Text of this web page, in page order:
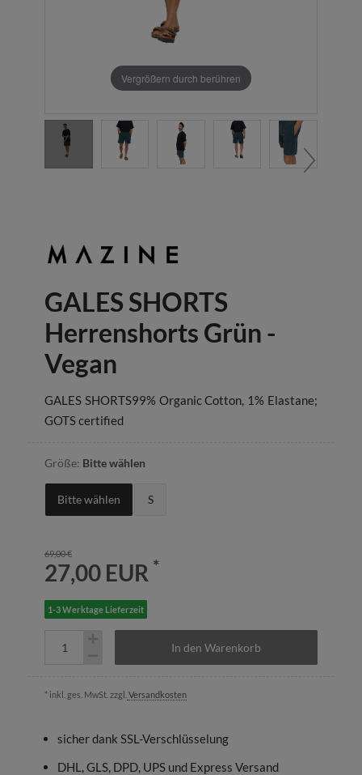
Vergrößern durch berühren
GALES SHORTS
Herrenshorts Grün -
Vegan
GALES SHORTS99% Organic Cotton, 1% Elastane;
GOTS certified
Größe: Bitte wählen
Bitte wählen S
69,00 €
27,00 EUR *
1-3 Werktage Lieferzeit
In den Warenkorb
* inkl. ges. MwSt. zzgl. Versandkosten
sicher dank SSL-Verschlüsselung
DHL, GLS, DPD, UPS und Express Versand